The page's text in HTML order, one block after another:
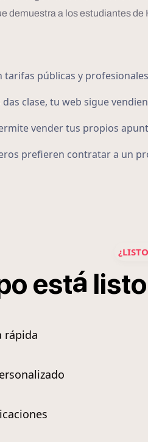
demuestra a los estudiantes
tarifas públicas y
clase, tu web sigue
vender tus propios
prefieren contratar a un
está listo
rápida